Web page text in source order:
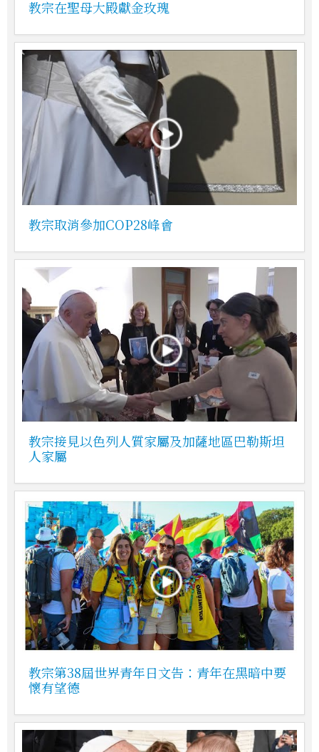
教宗在聖母大殿獻金玫瑰
教宗取消參加COP28峰會
教宗接見以色列人質家屬及加薩地區巴勒斯坦
人家屬
教宗第38屆世界青年日文告：青年在黑暗中要
懷有望德